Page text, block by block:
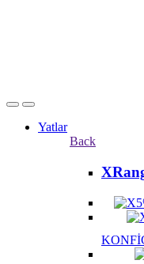
Yatlar
Back